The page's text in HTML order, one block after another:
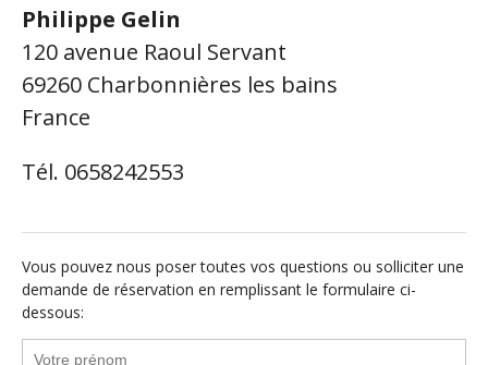
Philippe Gelin
120 avenue Raoul Servant
69260 Charbonnières les bains
France
Tél. 0658242553
Vous pouvez nous poser toutes vos questions ou solliciter une
demande de réservation en remplissant le formulaire ci-
dessous: